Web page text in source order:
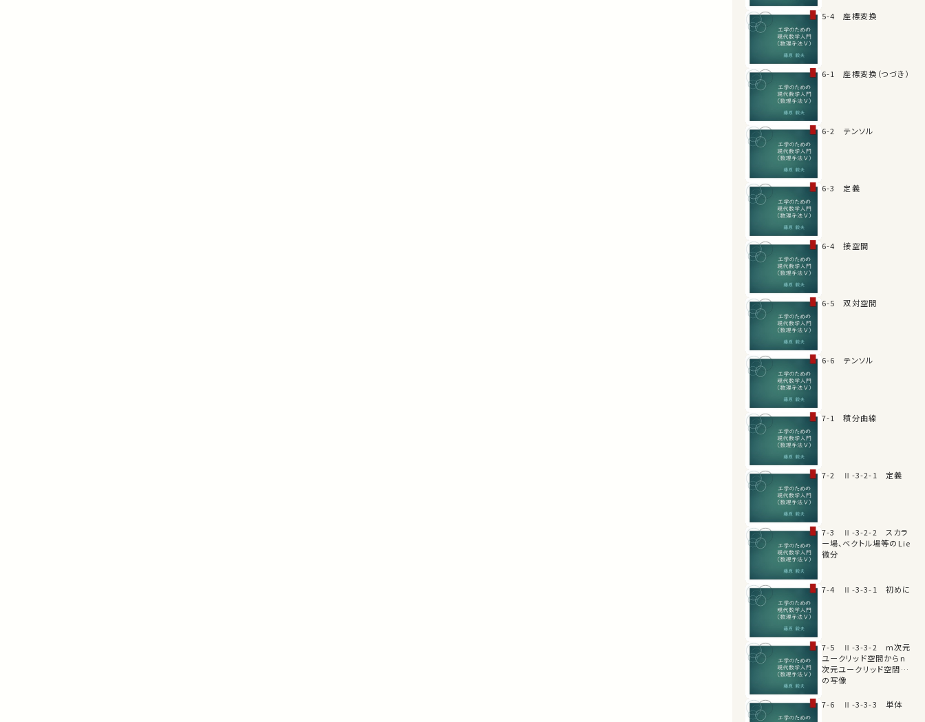
5-4 座標変換
6-1 座標変換（つづき）
6-2 テンソル
6-3 定義
6-4 接空間
6-5 双対空間
6-6 テンソル
7-1 積分曲線
7-2 Ⅱ-3-2-1 定義
7-3 Ⅱ-3-2-2 スカラ
ー場、ベクトル場等のLie
微分
7-4 Ⅱ-3-3-1 初めに
7-5 Ⅱ-3-3-2 m次元
ユークリッド空間からn
次元ユークリッド空間へ
の写像
7-6 Ⅱ-3-3-3 単体